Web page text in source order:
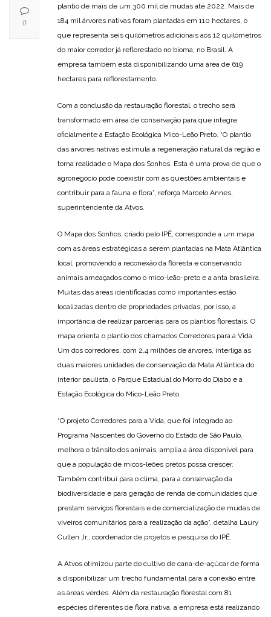
plantio de mais de um 300 mil de mudas até 2022. Mais de
184 mil árvores nativas foram plantadas em 110 hectares, o
que representa seis quilômetros adicionais aos 12 quilômetros
do maior corredor já reflorestado no bioma, no Brasil. A
empresa também está disponibilizando uma área de 619
hectares para reflorestamento.
Com a conclusão da restauração florestal, o trecho será
transformado em área de conservação para que integre
oficialmente a Estação Ecológica Mico-Leão Preto. “O plantio
das árvores nativas estimula a regeneração natural da região e
torna realidade o Mapa dos Sonhos. Esta é uma prova de que o
agronegócio pode coexistir com as questões ambientais e
contribuir para a fauna e flora”, reforça Marcelo Annes,
superintendente da Atvos.
O Mapa dos Sonhos, criado pelo IPÊ, corresponde a um mapa
com as áreas estratégicas a serem plantadas na Mata Atlântica
local, promovendo a reconexão da floresta e conservando
animais ameaçados como o mico-leão-preto e a anta brasileira.
Muitas das áreas identificadas como importantes estão
localizadas dentro de propriedades privadas, por isso, a
importância de realizar parcerias para os plantios florestais. O
mapa orienta o plantio dos chamados Corredores para a Vida.
Um dos corredores, com 2,4 milhões de árvores, interliga as
duas maiores unidades de conservação da Mata Atlântica do
interior paulista, o Parque Estadual do Morro do Diabo e a
Estação Ecológica do Mico-Leão Preto.
“O projeto Corredores para a Vida, que foi integrado ao
Programa Nascentes do Governo do Estado de São Paulo,
melhora o trânsito dos animais, amplia a área disponível para
que a população de micos-leões pretos possa crescer.
Também contribui para o clima, para a conservação da
biodiversidade e para geração de renda de comunidades que
prestam serviços florestais e de comercialização de mudas de
viveiros comunitários para a realização da ação”, detalha Laury
Cullen Jr., coordenador de projetos e pesquisa do IPÊ.
A Atvos otimizou parte do cultivo de cana-de-açúcar de forma
a disponibilizar um trecho fundamental para a conexão entre
as áreas verdes. Além da restauração florestal com 81
espécies diferentes de flora nativa, a empresa está realizando
0